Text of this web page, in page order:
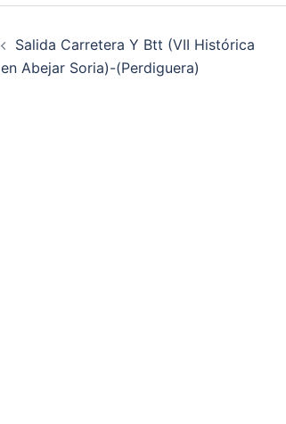
Salida Carretera Y Btt (VII Histórica
en Abejar Soria)-(Perdiguera)